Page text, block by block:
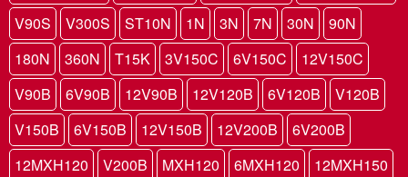
V90S
V300S ST10N 1N 3N 7N 30N
90N
180N
360N T15K 3V150C 6V150C
12V150C
V90B
6V90B 12V90B 12V120B 6V120B
V120B
V150B
6V150B 12V150B 12V200B
6V200B
12MXH120
V200B MXH120 6MXH120
12MXH150